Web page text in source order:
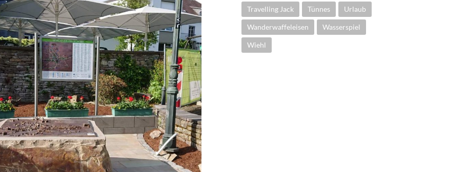
Travelling Jack Tünnes Urlaub
Wanderwaffeleisen Wasserspiel
Wiehl